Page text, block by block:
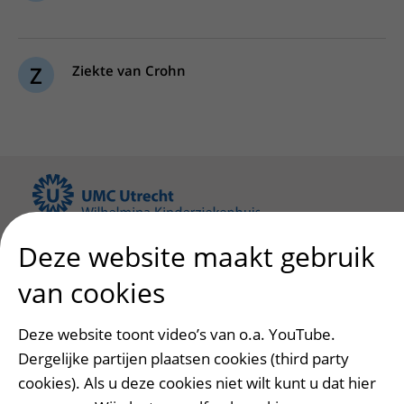
Verpleegafdelingen
Zorgverleners
Onze verpleegafdelingen
Samen met kinderen en ouders
Ervaringen van patiënten
Zorgkosten
Wachttijden
Betere zorg door onderzoek
Onze Foundation
Virtuele plattegrond
Werken bij het WKZ
Z Ziekte van Crohn
Regels en rechten
Meedoen aan wetenschappelijk onderzoek
Clientenraad
Steun het WKZ
Deze website maakt gebruik
van cookies
Deze website toont video’s van o.a. YouTube.
Dergelijke partijen plaatsen cookies (third party
cookies). Als u deze cookies niet wilt kunt u dat hier